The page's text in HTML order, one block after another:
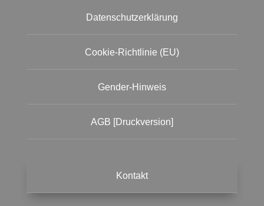
Datenschutzerklärung
Cookie-Richtlinie (EU)
Gender-Hinweis
AGB [Druckversion]
Kontakt